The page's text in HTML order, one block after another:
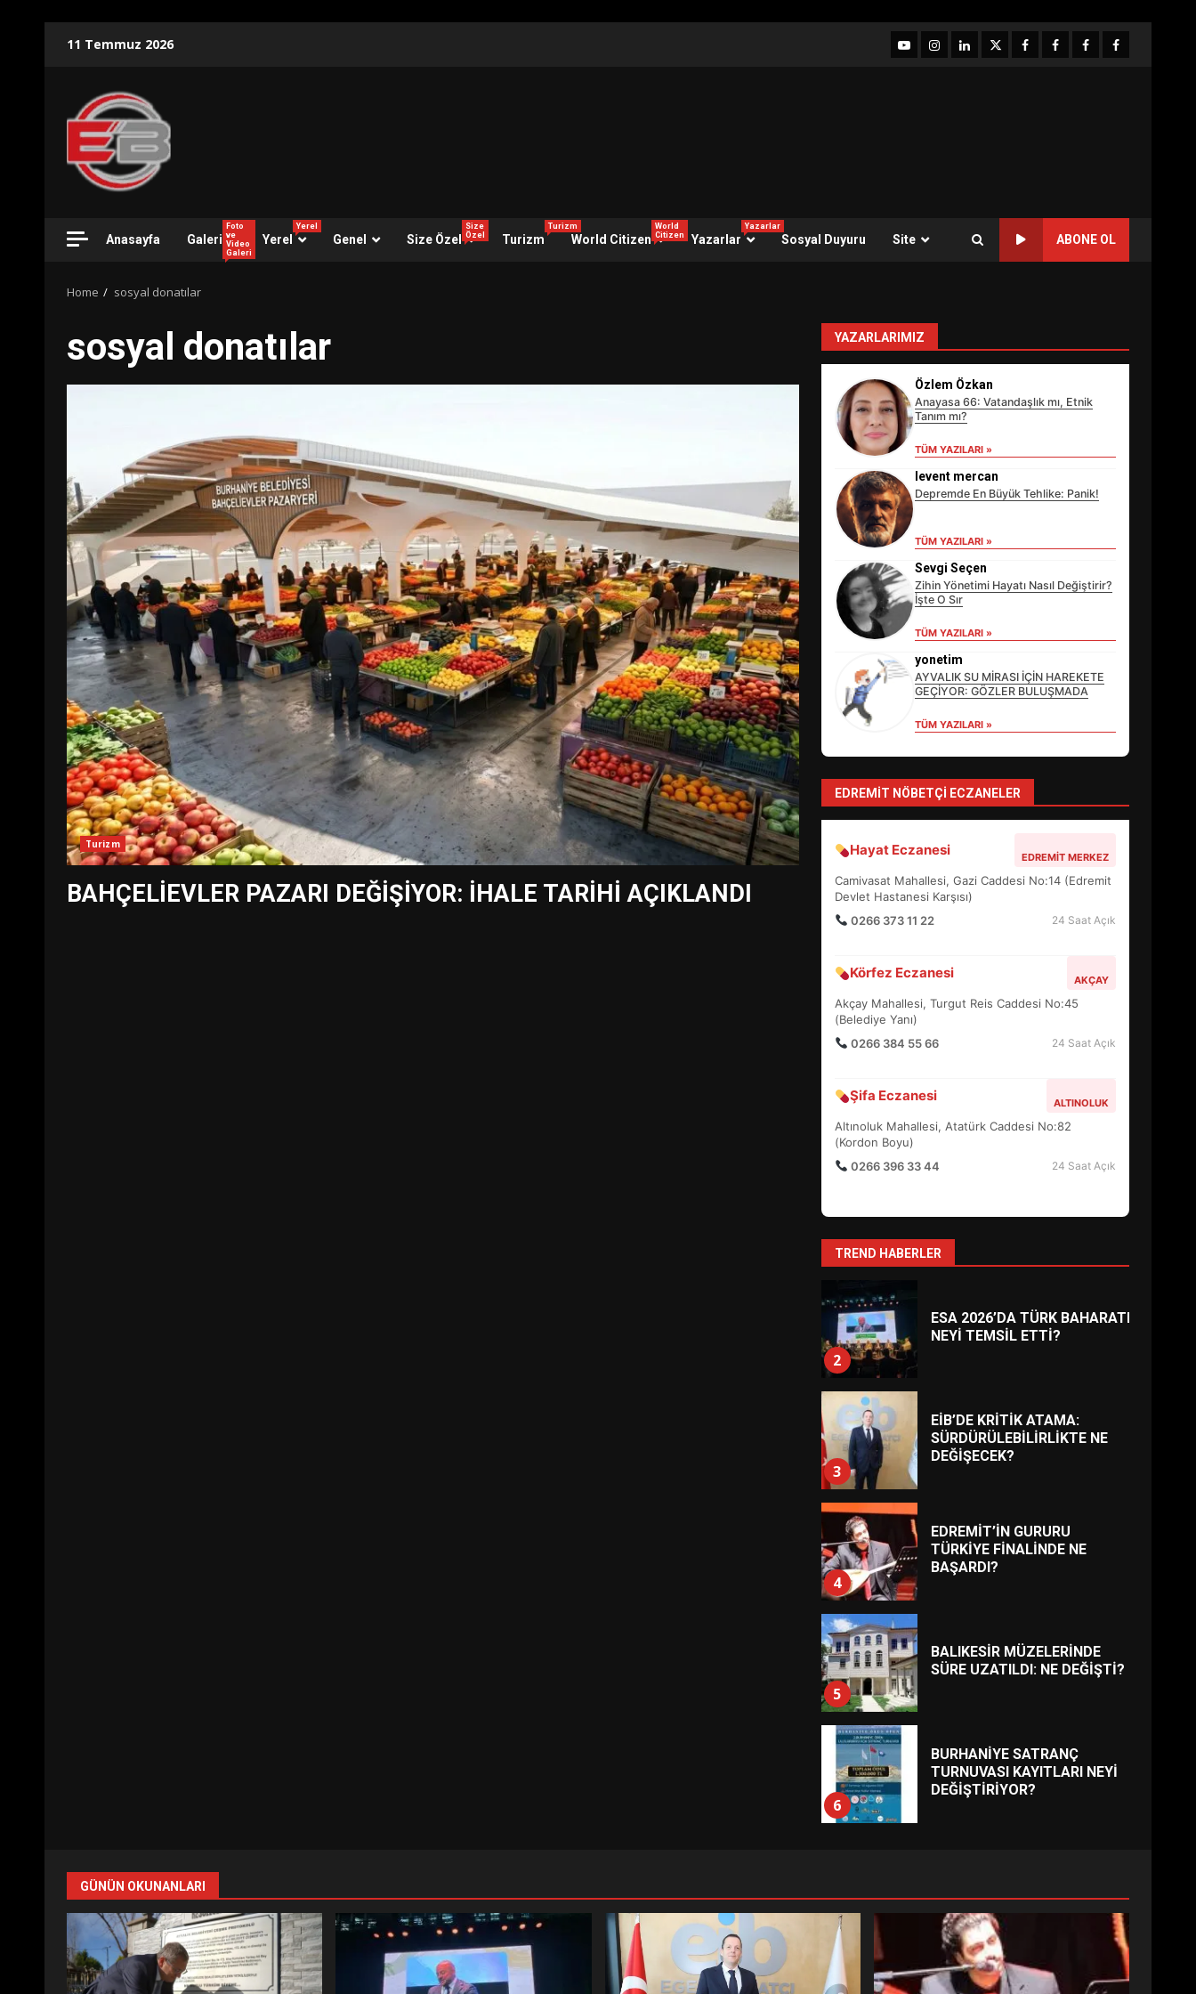
11 Temmuz 2026 YouTubeInstagram
LinkedIntwitterfacebook-Facebook-
Facebook-Facebook-
Anasayfa Galeri
Foto
ve
Video
Galeri
Yerel
Yerel
Genel Size Özel
Size
Özel
Turizm
Turizm
World Citizen
World
Citizen
Yazarlar
Yazarlar
Sosyal Duyuru Site ABONE OL
Home sosyal donatılar
sosyal donatılar
Turizm
BAHÇELİEVLER PAZARI DEĞİŞİYOR: İHALE TARİHİ AÇIKLANDI
YAZARLARIMIZ
Özlem Özkan
Anayasa 66: Vatandaşlık mı, Etnik
Tanım mı?
TÜM YAZILARI »
levent mercan
Depremde En Büyük Tehlike: Panik!
TÜM YAZILARI »
Sevgi Seçen
Zihin Yönetimi Hayatı Nasıl Değiştirir?
İşte O Sır
TÜM YAZILARI »
yonetim
AYVALIK SU MİRASI İÇİN HAREKETE
GEÇİYOR: GÖZLER BULUŞMADA
TÜM YAZILARI »
EDREMIT NÖBETÇI ECZANELER
Hayat Eczanesi EDREMIT MERKEZ
Camivasat Mahallesi, Gazi Caddesi No:14 (Edremit
Devlet Hastanesi Karşısı)
0266 373 11 22
24 Saat Açık
Körfez Eczanesi AKÇAY
Akçay Mahallesi, Turgut Reis Caddesi No:45
(Belediye Yanı)
0266 384 55 66
24 Saat Açık
Şifa Eczanesi ALTINOLUK
Altınoluk Mahallesi, Atatürk Caddesi No:82
(Kordon Boyu)
0266 396 33 44
24 Saat Açık
TREND HABERLER
EİB’DE KRİTİK ATAMA:
SÜRDÜRÜLEBİLİRLİKTE NE
DEĞİŞECEK?
4
BAŞARDI?
5
BALIKESİR MÜZELERİNDE
SÜRE UZATILDI: NE DEĞİŞTİ?
6
BURHANİYE SATRANÇ
DEĞİŞTİRİYOR?
7
BURHANİYE
BELEDİYESPOR’DA YENİ
YÖNETİM NASIL ŞEKİLLENDİ?
1
HAREKETE GEÇİYOR: GÖZLER
2
ESA 2026’DA TÜRK BAHARATI
NEYİ TEMSİL ETTİ?
3
EİB’DE KRİTİK ATAMA:
SÜRDÜRÜLEBİLİRLİKTE NE
DEĞİŞECEK?
4
EDREMİT’İN GURURU
TÜRKİYE FİNALİNDE NE
BAŞARDI?
5
BALIKESİR MÜZELERİNDE
SÜRE UZATILDI: NE DEĞİŞTİ?
6
BURHANİYE SATRANÇ
TURNUVASI KAYITLARI NEYİ
DEĞİŞTİRİYOR?
7
YÖNETİM NASIL ŞEKİLLENDİ?
AYVALIK SU MİRASI İÇİN
GÜNÜN OKUNANLARI